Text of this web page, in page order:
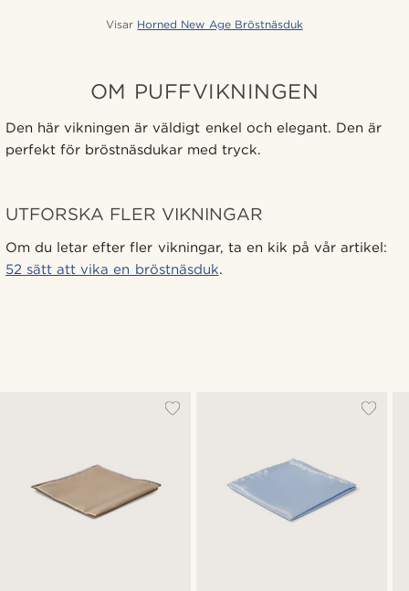
Visar Horned New Age Bröstnäsduk
OM PUFFVIKNINGEN
Den här vikningen är väldigt enkel och elegant. Den är
perfekt för bröstnäsdukar med tryck.
UTFORSKA FLER VIKNINGAR
Om du letar efter fler vikningar, ta en kik på vår artikel:
52 sätt att vika en bröstnäsduk.